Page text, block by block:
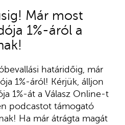
Már most
1%-áról a
határidőig, már
1%-áról! Kérjük, álljon
1%-át a Válasz Online-t
podcastot támogató
Ha már átrágta magát